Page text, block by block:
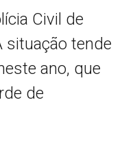
Civil de
situação tende
ano, que
de